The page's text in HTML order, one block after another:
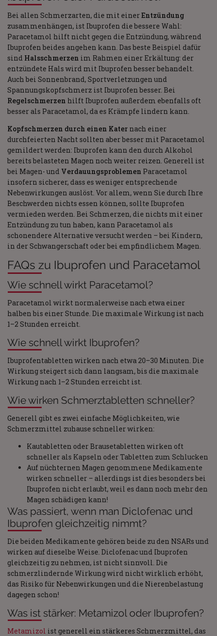
Bei allen Schmerzarten, die mit einerEntzündung
zusammenhängen, ist Ibuprofen die bessere Wahl:
Paracetamol hilft nicht gegen die Entzündung, während
Ibuprofen beides angehen kann. Das beste Beispiel dafür
sind Halsschmerzen im Rahmen einer Erkältung: der
entzündete Hals wird mit Ibuprofen besser behandelt.
Auch bei Sonnenbrand, Sportverletzungen und
Spannungskopfschmerz ist Ibuprofen besser. Bei
Regelschmerzen hilft Ibuprofen außerdem ebenfalls oft
besser als Paracetamol, da es Krämpfe lindern kann.
Kopfschmerzen durch einen Kater nach einer
durchfeierten Nacht sollten aber besser mit Paracetamol
gemildert werden: Ibuprofen kann den durch Alkohol
bereits belasteten Magen noch weiter reizen. Generell ist
bei Magen- und Verdauungsproblemen Paracetamol
insofern sicherer, dass es weniger entsprechende
Nebenwirkungen auslöst. Vor allem, wenn Sie durch Ihre
Beschwerden nichts essen können, sollte Ibuprofen
vermieden werden. Bei Schmerzen, die nichts mit einer
Entzündung zu tun haben, kann Paracetamol als
schonendere Alternative versucht werden – bei Kindern,
in der Schwangerschaft oder bei empfindlichem Magen.
FAQs zu Ibuprofen und Paracetamol
Wie schnell wirkt Paracetamol?
Paracetamol wirkt normalerweise nach etwa einer
halben bis einer Stunde. Die maximale Wirkung ist nach
1–2 Stunden erreicht.
Wie schnell wirkt Ibuprofen?
Ibuprofentabletten wirken nach etwa 20–30 Minuten. Die
Wirkung steigert sich dann langsam, bis die maximale
Wirkung nach 1–2 Stunden erreicht ist.
Wie wirken Schmerztabletten schneller?
Generell gibt es zwei einfache Möglichkeiten, wie
Schmerzmittel zuhause schneller wirken:
Kautabletten oder Brausetabletten wirken oft
schneller als Kapseln oder Tabletten zum Schlucken
Auf nüchternen Magen genommene Medikamente
wirken schneller – allerdings ist dies besonders bei
Ibuprofen nicht erlaubt, weil es dann noch mehr den
Magen schädigen kann!
Was passiert, wenn man Diclofenac und
Ibuprofen gleichzeitig nimmt?
Die beiden Medikamente gehören beide zu den NSARs und
wirken auf dieselbe Weise. Diclofenac und Ibuprofen
gleichzeitig zu nehmen, ist nicht sinnvoll. Die
schmerzlindernde Wirkung wird nicht wirklich erhöht,
das Risiko für Nebenwirkungen und die Nierenbelastung
dagegen schon!
Was ist stärker: Metamizol oder Ibuprofen?
Metamizol ist generell ein stärkeres Schmerzmittel, das